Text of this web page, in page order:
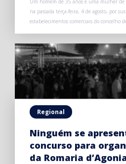
Um homem de 35 anos e uma mulher
na passada terça-feira, 4 de agosto, por
estabelecimentos comerciais do concelho
Regional
Ninguém se
concurso para
da Romaria